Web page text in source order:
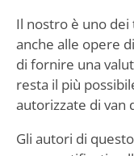
Il nostro è uno
anche alle opere
di fornire una
resta il più
autorizzate di van
Gli autori di